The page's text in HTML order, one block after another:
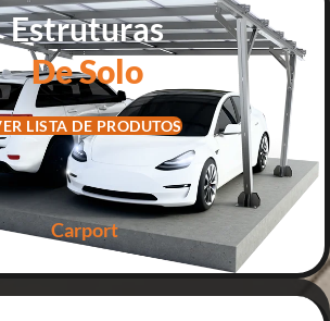
Estruturas
De Solo
LISTA DE PRODUTOS
Carport